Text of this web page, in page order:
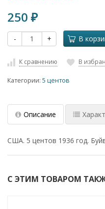
250 ₽
- + В
К сравнению В
Категории: 5 центов
Описание
США. 5 центов 1936 год.
С ЭТИМ ТОВАРОМ